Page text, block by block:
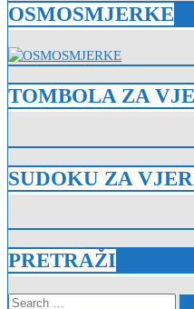
OSMOSMJERKE
TOMBOLA ZA
SUDOKU ZA
PRETRAŽI
Search